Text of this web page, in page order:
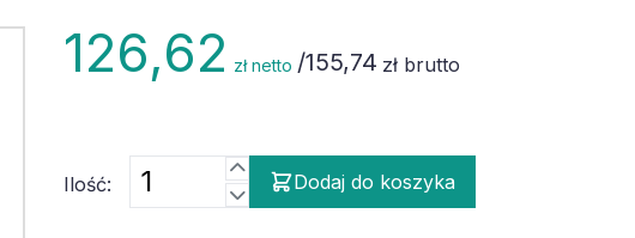
126,62 zł netto /155,74 zł brutto
Ilość: Dodaj do koszyka